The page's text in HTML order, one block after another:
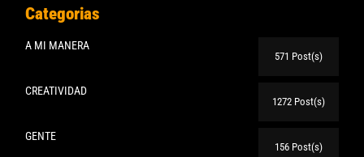
Categorias
A MI MANERA
571 Post(s)
CREATIVIDAD
1272 Post(s)
GENTE
156 Post(s)